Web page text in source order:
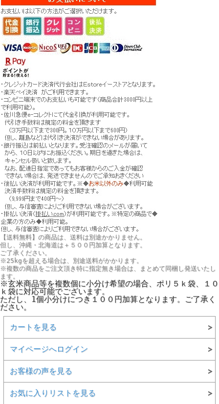
【送料無料】の商品は、送料は別途かかりません。
但し、 沖縄・北海道は＋５００円 加算となります。
ご了承ください。
※25kgを超える場合は、別途送料がかかります。
※複数の商品をご注文頂き特に指定無き場合は、まとめて同梱し発送いたし
ます。
※玄米商品等を複数個に小分け希望の場合、ポリ５ｋ袋、１０
ｋ袋に対応可能でございます。
ただし、1個小分けにつき１００円加算となります。ご了承く
ださい。
カートを見る
マイページへログイン
お客様の声を見る
お気に入りリストを見る